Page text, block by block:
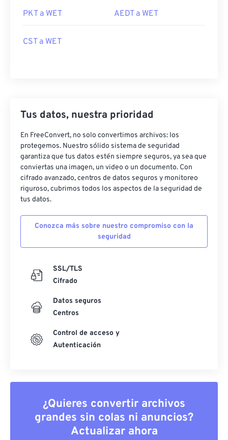
PKT a WET AEDT a WET
CST a WET
Tus datos, nuestra prioridad
En FreeConvert, no solo convertimos archivos: los
protegemos. Nuestro sólido sistema de seguridad
garantiza que tus datos estén siempre seguros, ya sea que
conviertas una imagen, un video o un documento. Con
cifrado avanzado, centros de datos seguros y monitoreo
riguroso, cubrimos todos los aspectos de la seguridad de
tus datos.
Conozca más sobre nuestro compromiso con la
seguridad
SSL/TLS
Cifrado
Datos seguros
Centros
Control de acceso y
Autenticación
¿Quieres convertir archivos
grandes sin colas ni anuncios?
Actualizar ahora